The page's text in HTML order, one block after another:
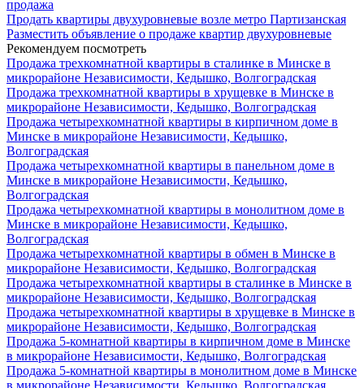
продажа
Продать квартиры двухуровневые возле метро Партизанская
Разместить объявление о продаже квартир двухуровневые
Рекомендуем посмотреть
Продажа трехкомнатной квартиры в сталинке в Минске в
микрорайоне Независимости, Кедышко, Волгоградская
Продажа трехкомнатной квартиры в хрущевке в Минске в
микрорайоне Независимости, Кедышко, Волгоградская
Продажа четырехкомнатной квартиры в кирпичном доме в
Минске в микрорайоне Независимости, Кедышко,
Волгоградская
Продажа четырехкомнатной квартиры в панельном доме в
Минске в микрорайоне Независимости, Кедышко,
Волгоградская
Продажа четырехкомнатной квартиры в монолитном доме в
Минске в микрорайоне Независимости, Кедышко,
Волгоградская
Продажа четырехкомнатной квартиры в обмен в Минске в
микрорайоне Независимости, Кедышко, Волгоградская
Продажа четырехкомнатной квартиры в сталинке в Минске в
микрорайоне Независимости, Кедышко, Волгоградская
Продажа четырехкомнатной квартиры в хрущевке в Минске в
микрорайоне Независимости, Кедышко, Волгоградская
Продажа 5-комнатной квартиры в кирпичном доме в Минске
в микрорайоне Независимости, Кедышко, Волгоградская
Продажа 5-комнатной квартиры в монолитном доме в Минске
в микрорайоне Независимости, Кедышко, Волгоградская